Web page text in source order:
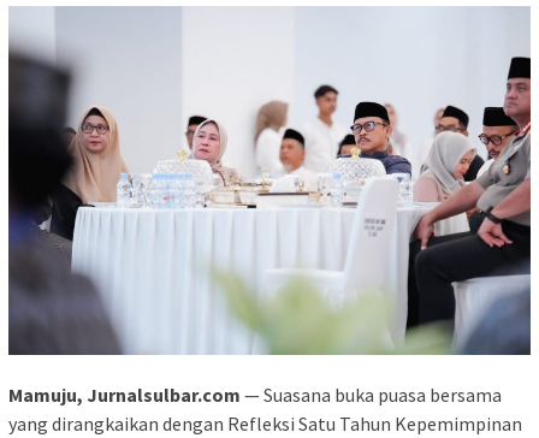
Mamuju, Jurnalsulbar.com — Suasana buka puasa bersama
yang dirangkaikan dengan Refleksi Satu Tahun Kepemimpinan